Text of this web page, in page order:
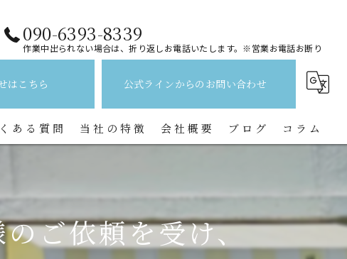
090-6393-8339
作業中出られない場合は、折り返しお電話いたします。※営業お電話お断り
はこちら 公式ラインからのお問い合わせ
ある質問 当社の特徴
キッチン
会社概要 ブログ コラム
ご依頼を受け、